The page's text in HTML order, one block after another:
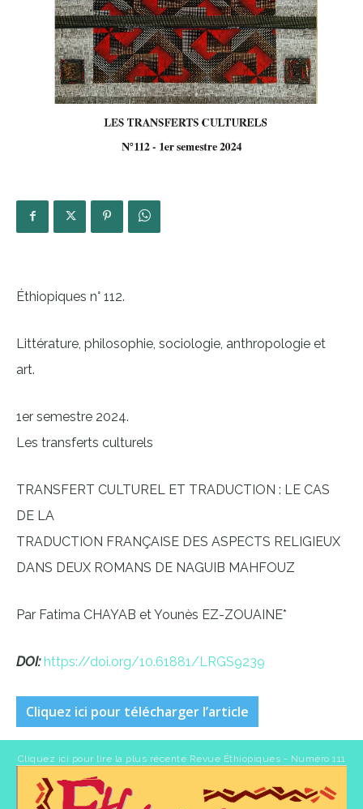
Éthiopiques n° 112.
Littérature, philosophie, sociologie, anthropologie et
art.
1er semestre 2024.
Les transferts culturels
TRANSFERT CULTUREL ET TRADUCTION : LE CAS
DE LA
TRADUCTION FRANÇAISE DES ASPECTS RELIGIEUX
DANS DEUX ROMANS DE NAGUIB MAHFOUZ
Par Fatima CHAYAB et Younès EZ-ZOUAINE*
DOI: https://doi.org/10.61881/LRGS9239
Cliquez ici pour télécharger l’article
Cliquez ici pour lire la plus récente Revue Éthiopiques - Numéro 111